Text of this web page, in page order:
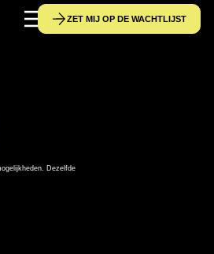
ZET MIJ OP DE WACHTLIJST
Dezelfde